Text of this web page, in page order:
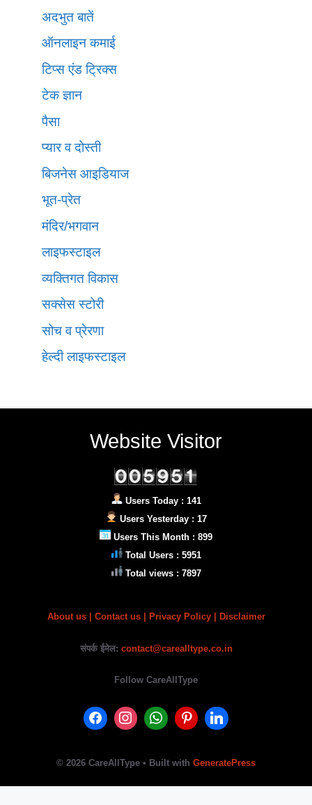
अदभुत बातें
ऑनलाइन कमाई
टिप्स एंड ट्रिक्स
टेक ज्ञान
पैसा
प्यार व दोस्ती
बिजनेस आइडियाज
भूत-प्रेत
मंदिर/भगवान
लाइफस्टाइल
व्यक्तिगत विकास
सक्सेस स्टोरी
सोच व प्रेरणा
हेल्दी लाइफस्टाइल
Website Visitor
Users Today : 141
Users Yesterday : 17
Users This Month : 899
Total Users : 5951
Total views : 7897
About us Contact us | Privacy Policy | Disclaimer
संपर्क ईमेल: contact@carealltype.co.in
Follow CareAllType
© 2026 CareAllType • Built with GeneratePress